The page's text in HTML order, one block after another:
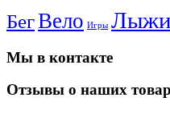
БегВело Игры Лыжи
Мы в контакте
Отзывы о наших